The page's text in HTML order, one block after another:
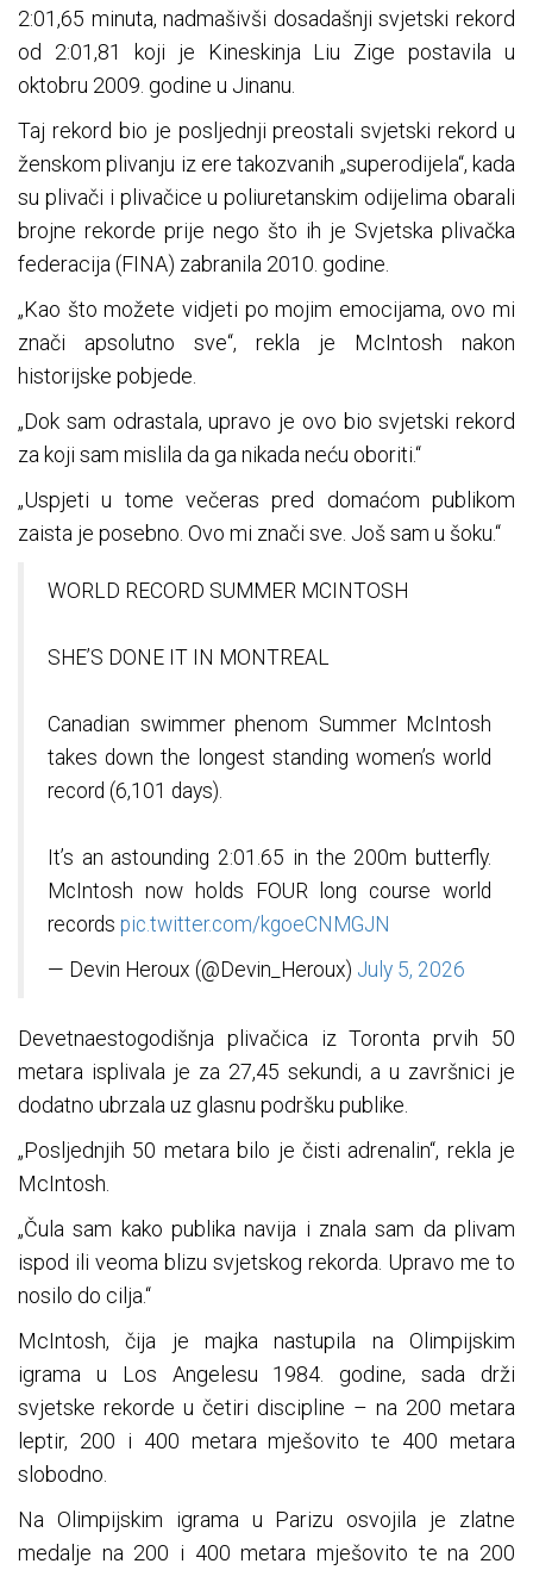
2:01,65 minuta, nadmašivši dosadašnji svjetski rekord
od 2:01,81 koji je Kineskinja Liu Zige postavila u
oktobru 2009. godine u Jinanu.
Taj rekord bio je posljednji preostali svjetski rekord u
ženskom plivanju iz ere takozvanih „superodijela“, kada
su plivači i plivačice u poliuretanskim odijelima obarali
brojne rekorde prije nego što ih je Svjetska plivačka
federacija (FINA) zabranila 2010. godine.
„Kao što možete vidjeti po mojim emocijama, ovo mi
znači apsolutno sve“, rekla je McIntosh nakon
historijske pobjede.
„Dok sam odrastala, upravo je ovo bio svjetski rekord
za koji sam mislila da ga nikada neću oboriti.“
„Uspjeti u tome večeras pred domaćom publikom
zaista je posebno. Ovo mi znači sve. Još sam u šoku.“
WORLD RECORD SUMMER MCINTOSH
SHE’S DONE IT IN MONTREAL
Canadian swimmer phenom Summer McIntosh
takes down the longest standing women’s world
record (6,101 days).
It’s an astounding 2:01.65 in the 200m butterfly.
McIntosh now holds FOUR long course world
records pic.twitter.com/kgoeCNMGJN
— Devin Heroux (@Devin_Heroux) July 5, 2026
Devetnaestogodišnja plivačica iz Toronta prvih 50
metara isplivala je za 27,45 sekundi, a u završnici je
dodatno ubrzala uz glasnu podršku publike.
„Posljednjih 50 metara bilo je čisti adrenalin“, rekla je
McIntosh.
„Čula sam kako publika navija i znala sam da plivam
ispod ili veoma blizu svjetskog rekorda. Upravo me to
nosilo do cilja.“
McIntosh, čija je majka nastupila na Olimpijskim
igrama u Los Angelesu 1984. godine, sada drži
svjetske rekorde u četiri discipline – na 200 metara
leptir, 200 i 400 metara mješovito te 400 metara
slobodno.
Na Olimpijskim igrama u Parizu osvojila je zlatne
medalje na 200 i 400 metara mješovito te na 200